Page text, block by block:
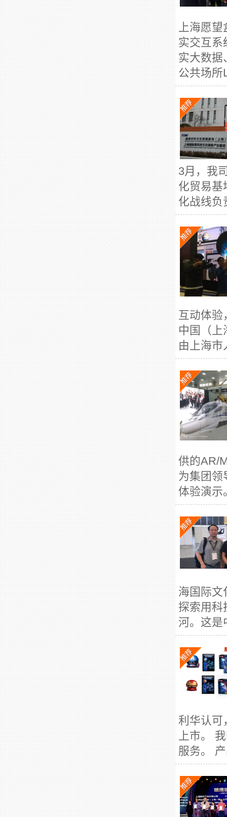
上海愿
实交互系
实大数据
公共场所
3月，我
化贸易基
化战线
互动体
中国（上
由上海市
供的AR/
为集团领
体验演示
海国际
探索用科
河。这是
利华认可
上市。
服务。